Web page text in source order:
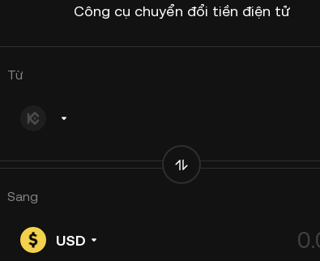
Công cụ chuyển đổi tiền điện tử
Từ
Sang
USD